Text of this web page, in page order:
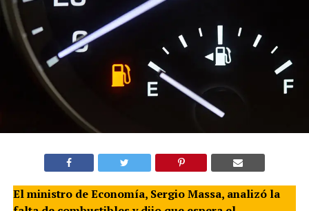
El ministro de Economía, Sergio Massa, analizó la